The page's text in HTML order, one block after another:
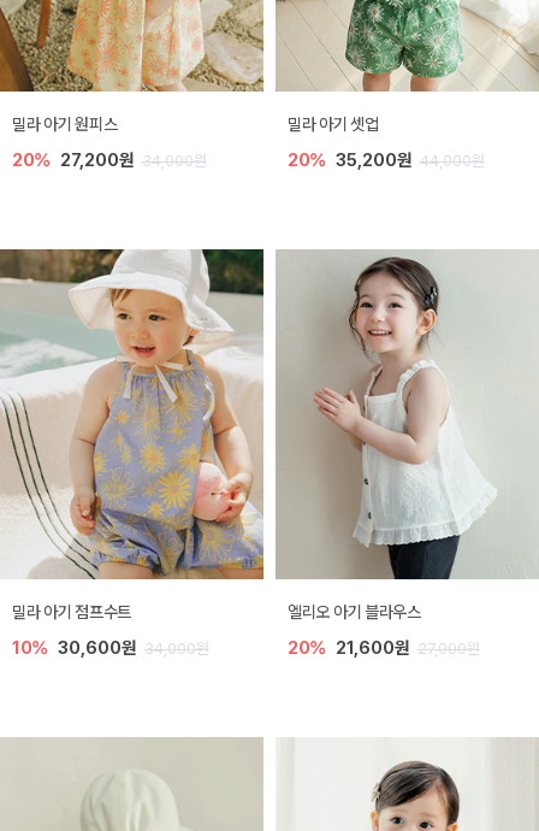
밀라 아기 원피스
20% 27,200원 34,000원
밀라 아기 셋업
20% 35,200원 44,000원
밀라 아기 점프수트
10% 30,600원 34,000원
엘리오 아기 블라우스
20% 21,600원 27,000원